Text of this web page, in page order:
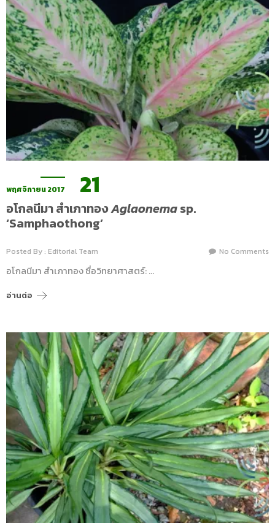
พฤศจิกายน 2017 21
อโกลนีมา สำเภาทองAglaonemasp.
‘Samphaothong’
Posted By : Editorial Team No Comments
อโกลนีมา สำเภาทอง ชื่อวิทยาศาสตร์: …
อ่านต่อ